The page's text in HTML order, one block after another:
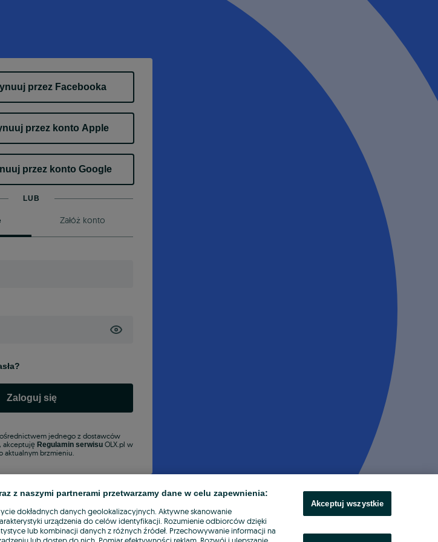
przez Facebooka
przez konto Apple
przez konto Google
LUB
Załóż konto
Zaloguj się
jednego z dostawców
akceptuję Regulamin serwisuOLX.pl w
aktualnym brzmieniu.
z naszymi partnerami przetwarzamy dane w celu zapewnienia:
dokładnych danych geolokalizacyjnych. Aktywne skanowanie
urządzenia do celów identyfikacji. Rozumienie odbiorców dzięki
lub kombinacji danych z różnych źródeł. Przechowywanie informacji na
Akceptuj wszystkie